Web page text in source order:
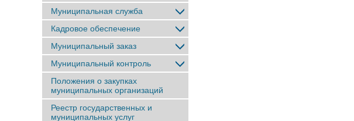
Муниципальная служба
Кадровое обеспечение
Муниципальный заказ
Муниципальный контроль
Положения о закупках
муниципальных организаций
Реестр государственных и
муниципальных услуг